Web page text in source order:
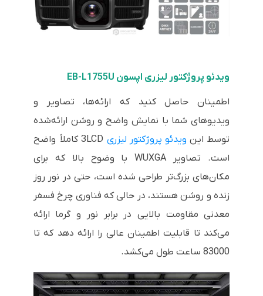
ویدئو پروژکتور لیزری اپسون EB-L1755U
اطمینان حاصل کنید که ارائه‌ها، تصاویر و
ویدیوهای شما با نمایش واضح و روشن ارائه‌شده
توسط این ویدئو پروژکتور لیزری
3LCD کاملاً واضح
است. تصاویر WUXGA با وضوح بالا که برای
مکان‌های بزرگ‌تر طراحی شده است، حتی در نور روز
زنده و روشن هستند، در حالی که فناوری چرخ فسفر
معدنی مقاومت بالایی در برابر نور و گرما ارائه
می‌کند تا قابلیت اطمینان عالی را ارائه دهد که تا
83000 ساعت طول می‌کشد.